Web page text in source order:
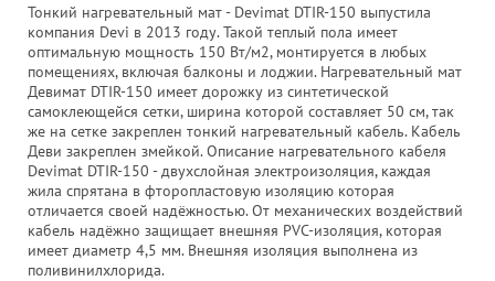
Тонкий нагревательный мат - Devimat DTIR-150 выпустила
компания Devi в 2013 году. Такой теплый пола имеет
оптимальную мощность 150 Вт/м2, монтируется в любых
помещениях, включая балконы и лоджии. Нагревательный мат
Девимат DTIR-150 имеет дорожку из синтетической
самоклеющейся сетки, ширина которой составляет 50 см, так
же на сетке закреплен тонкий нагревательный кабель. Кабель
Деви закреплен змейкой. Описание нагревательного кабеля
Devimat DTIR-150 - двухслойная электроизоляция, каждая
жила спрятана в фторопластовую изоляцию которая
отличается своей надёжностью. От механических воздействий
кабель надёжно защищает внешняя PVC-изоляция, которая
имеет диаметр 4,5 мм. Внешняя изоляция выполнена из
поливинилхлорида.